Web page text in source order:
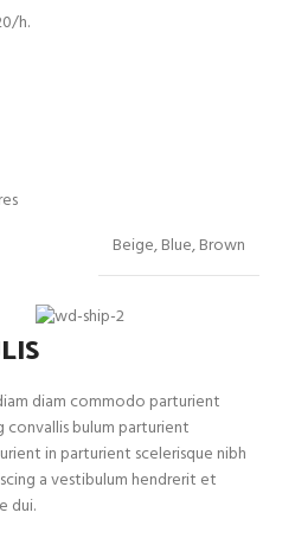
h.
Beige, Blue, Brown
diam commodo parturient
convallis bulum parturient
in parturient scelerisque nibh
a vestibulum hendrerit et
dui.